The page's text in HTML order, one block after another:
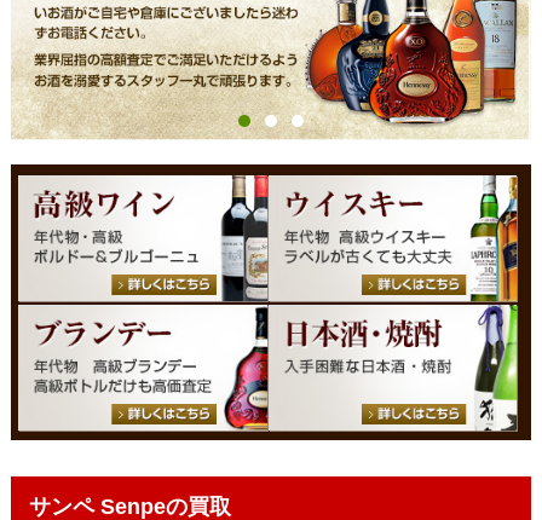
サンペ Senpeの買取